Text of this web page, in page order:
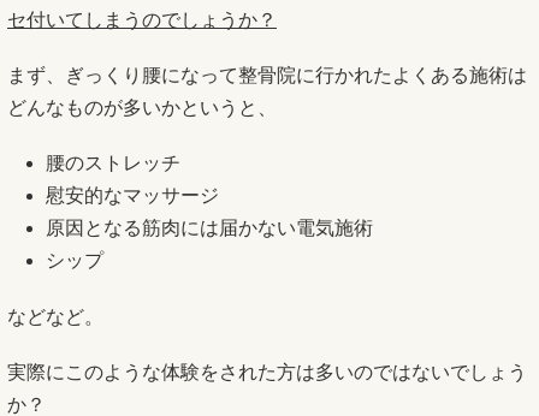
セ付いてしまうのでしょうか？
まず、ぎっくり腰になって整骨院に行かれたよくある施術は
どんなものが多いかというと、
腰のストレッチ
慰安的なマッサージ
原因となる筋肉には届かない電気施術
シップ
などなど。
実際にこのような体験をされた方は多いのではないでしょう
か？